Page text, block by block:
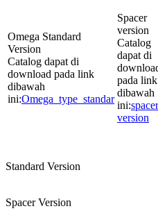
Omega Standard
Version
Catalog dapat di
download pada link
dibawah
ini:Omega_type_standar
Spacer
version
Catalog
dapat di
pada link
dibawah
ini:spacer
version
Standard Version
Spacer Version